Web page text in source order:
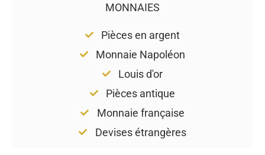
MONNAIES
Pièces en argent
Monnaie Napoléon
Louis d'or
Pièces antique
Monnaie française
Devises étrangères